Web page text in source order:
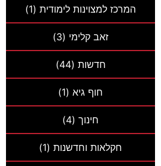
המרכז למצוינות לימודית(1)
זאב קלימי (3)
חדשות (44)
חוף גיא(1)
חינוך(4)
חקלאות וחדשנות(1)